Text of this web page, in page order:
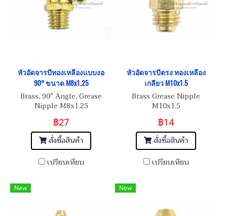
หัวอัดจารบีทองเหลืองแบบงอ
90° ขนาด M8x1.25
Brass, 90° Angle, Grease
Nipple M8x1.25
฿27
สั่งซื้อสินค้า
เปรียบเทียบ
หัวอัดจารบีตรง ทองเหลือง
เกลียว M10x1.5
Brass Grease Nipple
M10x1.5
฿14
สั่งซื้อสินค้า
เปรียบเทียบ
New New